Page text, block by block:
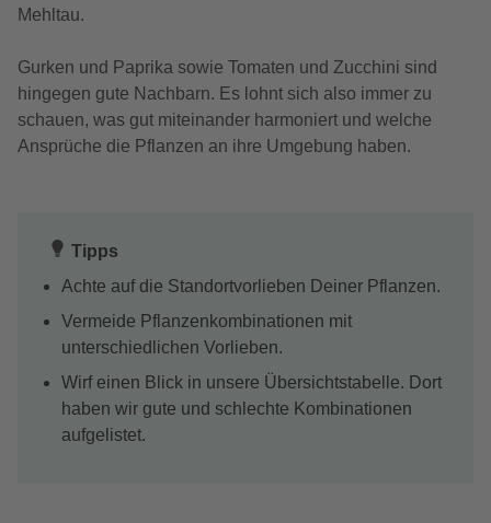
Mehltau.
Gurken und Paprika sowie Tomaten und Zucchini sind
hingegen gute Nachbarn. Es lohnt sich also immer zu
schauen, was gut miteinander harmoniert und welche
Ansprüche die Pflanzen an ihre Umgebung haben.
Tipps
Achte auf die Standortvorlieben Deiner Pflanzen.
Vermeide Pflanzenkombinationen mit
unterschiedlichen Vorlieben.
Wirf einen Blick in unsere Übersichtstabelle. Dort
haben wir gute und schlechte Kombinationen
aufgelistet.